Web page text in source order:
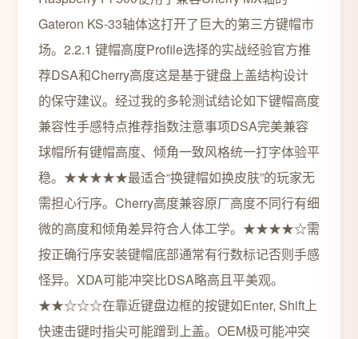
Gateron KS-33轴体这打开了巨大的第三方键帽市
场。2.2.1 键帽高度Profile选择的实战经验官方推
荐DSA和Cherry高度这是基于键盘上盖结构设计
的保守建议。经过我的多轮测试结论如下键帽高度
兼容性手感特点推荐指数注意事项DSA完美兼容
球帽所有键帽高度、倾角一致风格统一打字体验平
稳。★★★★★最适合“换键帽如换皮肤”的玩家无
需担心行序。Cherry高度兼容原厂高度不同行有细
微的高度和倾角差异符合人体工学。★★★★☆需
按正确行序安装键帽底部通常有行数标记否则手感
怪异。XDA可能冲突比DSA略高且平美观。
★★☆☆☆在靠近键盘边框的按键如Enter, Shift上
快速击键时指尖可能蹭到上盖。OEM极可能冲突